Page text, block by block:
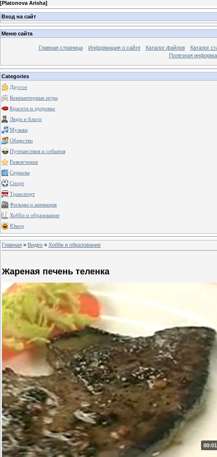
[Platonova Arisha]
Вход на сайт
Меню сайта
Главная страница Информация о сайте Каталог файлов
Каталог
Полезная
Categories
Другое
Компьютерные игры
Красота и здоровье
Люди и блоги
Музыка
Общество
Путешествия и события
Развлечения
Сериалы
Спорт
Транспорт
Фильмы и анимация
Хобби и образование
Юмор
Главная » Видео » Хобби и образование
Жареная печень теленка